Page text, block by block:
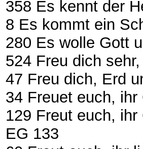
358 Es kennt der
8 Es kommt ein
280 Es wolle Gott
524 Freu dich
47 Freu dich, Erd
34 Freuet euch,
129 Freut euch,
EG 133